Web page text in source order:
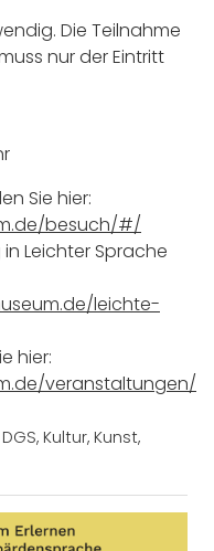
Die Teilnahme
nur der Eintritt
Sie hier:
besuch/#/
Leichter Sprache
leichte-
hier:
veranstaltungen/
DGS, Kultur, Kunst,